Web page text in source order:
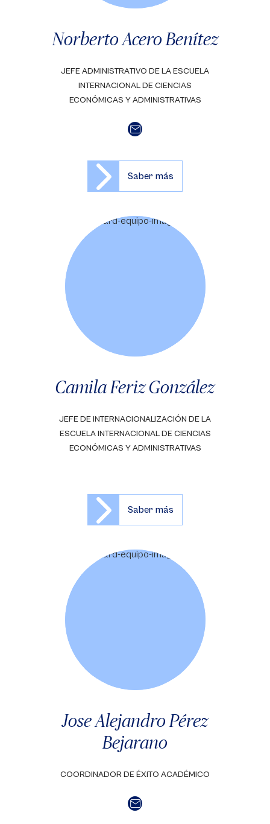
Norberto Acero Benítez
JEFE ADMINISTRATIVO DE LA ESCUELA
INTERNACIONAL DE CIENCIAS
ECONÓMICAS Y ADMINISTRATIVAS
Saber más
Camila Feriz González
JEFE DE INTERNACIONALIZACIÓN DE LA
ESCUELA INTERNACIONAL DE CIENCIAS
ECONÓMICAS Y ADMINISTRATIVAS
Saber más
Jose Alejandro Pérez
Bejarano
COORDINADOR DE ÉXITO ACADÉMICO